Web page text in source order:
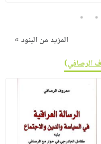
4
5
المزيد من البنود »
الرصافي)